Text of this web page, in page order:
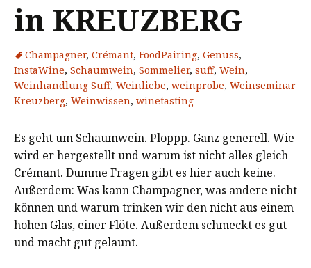
in KREUZBERG
Champagner, Crémant, FoodPairing, Genuss,
InstaWine, Schaumwein, Sommelier, suff, Wein,
Weinhandlung Suff, Weinliebe, weinprobe, Weinseminar
Kreuzberg, Weinwissen, winetasting
Es geht um Schaumwein. Ploppp. Ganz generell. Wie
wird er hergestellt und warum ist nicht alles gleich
Crémant. Dumme Fragen gibt es hier auch keine.
Außerdem: Was kann Champagner, was andere nicht
können und warum trinken wir den nicht aus einem
hohen Glas, einer Flöte. Außerdem schmeckt es gut
und macht gut gelaunt.